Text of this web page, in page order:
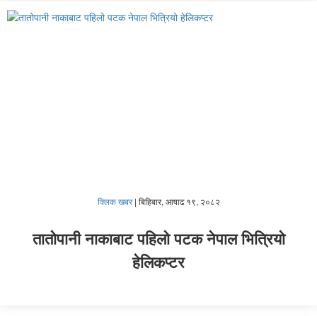
क्लिक खबर| बिहिबार, आषाढ १९, २०८२
तातोपानी नाकाबाट पहिलो पटक नेपाल भित्रियो
हेलिकप्टर